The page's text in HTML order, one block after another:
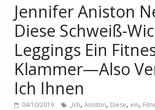
Jennifer Aniston
Diese Schweiß-
Leggings Ein
Klammer—Also
Ich Ihnen
04/10/2019 „Ich,Aniston, Diese, ein,